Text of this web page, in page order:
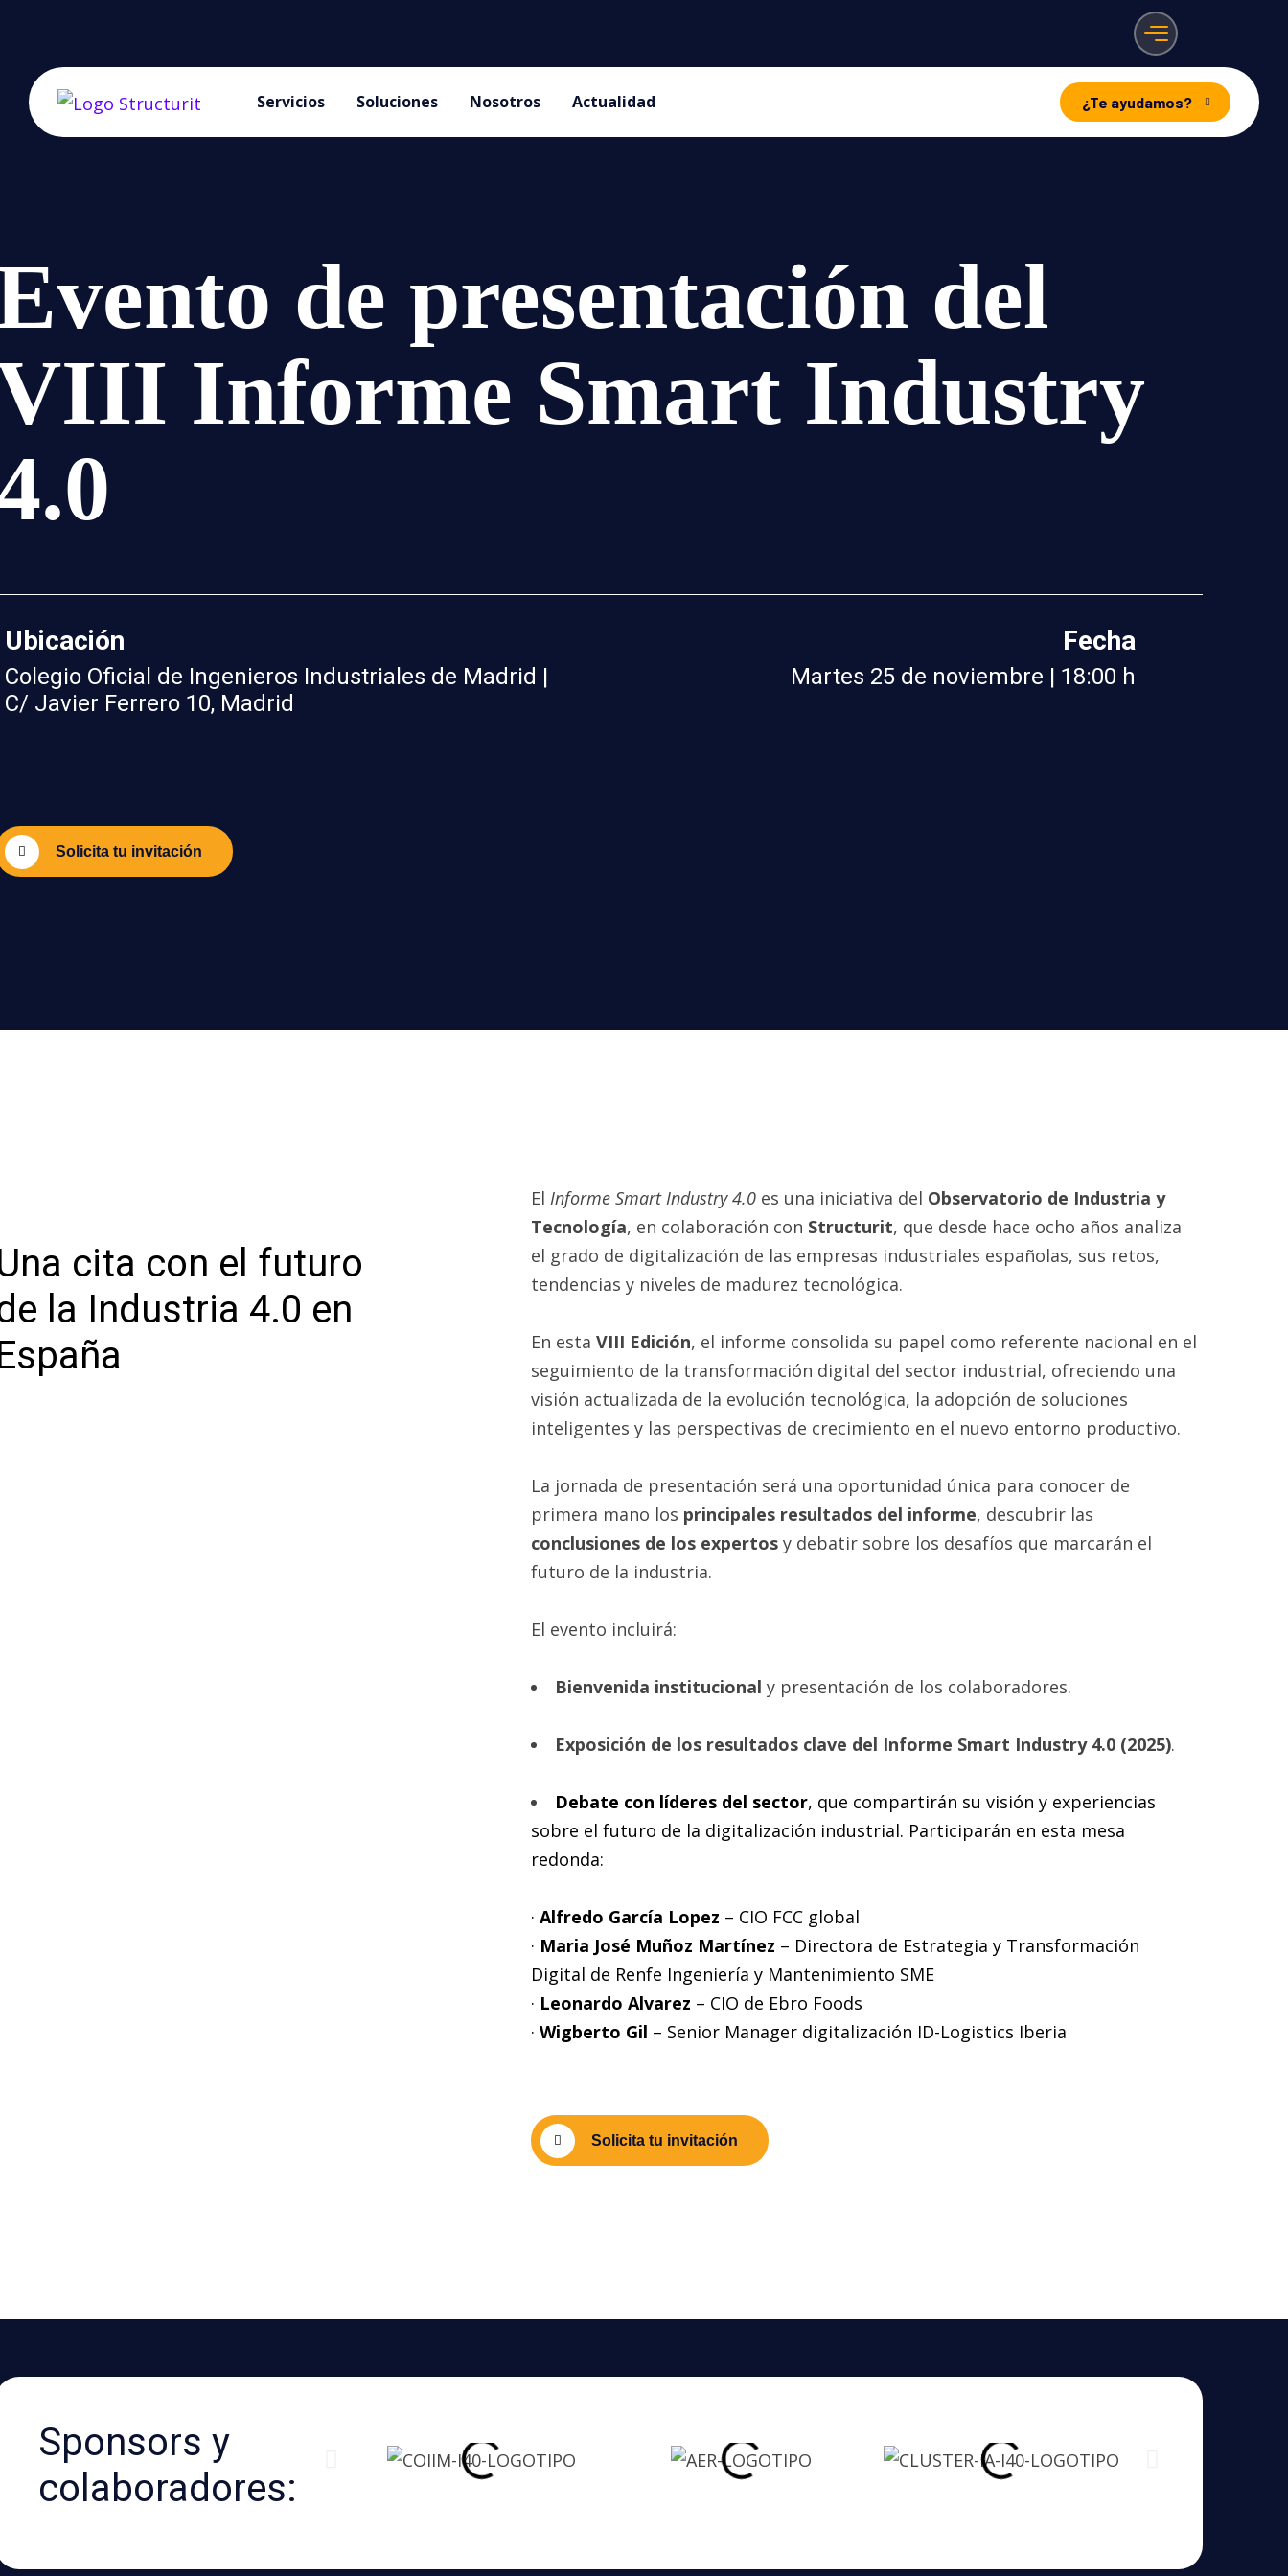
Servicios Soluciones Nosotros Actualidad ¿Te ayudamos?
de presentación del
Informe Smart Industry
Ubicación
Colegio Oficial de Ingenieros Industriales de Madrid |
C/ Javier Ferrero 10, Madrid
Fecha
Martes 25 de noviembre | 18:00 h
Solicita tu invitación
cita con el futuro
la Industria 4.0 en
El Informe Smart Industry 4.0es una iniciativa del Observatorio de Industria y
Tecnología, en colaboración con Structurit, que desde hace ocho años analiza
el grado de digitalización de las empresas industriales españolas, sus retos,
tendencias y niveles de madurez tecnológica.
En esta VIII Edición, el informe consolida su papel como referente nacional en el
seguimiento de la transformación digital del sector industrial, ofreciendo una
visión actualizada de la evolución tecnológica, la adopción de soluciones
inteligentes y las perspectivas de crecimiento en el nuevo entorno productivo.
La jornada de presentación será una oportunidad única para conocer de
primera mano los principales resultados del informe, descubrir las
conclusiones de los expertosy debatir sobre los desafíos que marcarán el
futuro de la industria.
El evento incluirá:
Bienvenida institucional y presentación de los colaboradores.
Exposición de los resultados clave del Informe Smart Industry 4.0 (2025).
Debate con líderes del sector, que compartirán su visión y experiencias
sobre el futuro de la digitalización industrial. Participarán en esta mesa
redonda:
· Alfredo García Lopez – CIO FCC global
· Maria José Muñoz Martínez – Directora de Estrategia y Transformación
Digital de Renfe Ingeniería y Mantenimiento SME
· Leonardo Alvarez – CIO de Ebro Foods
· Wigberto Gil – Senior Manager digitalización ID-Logistics Iberia
Solicita tu invitación
Sponsors y
colaboradores: